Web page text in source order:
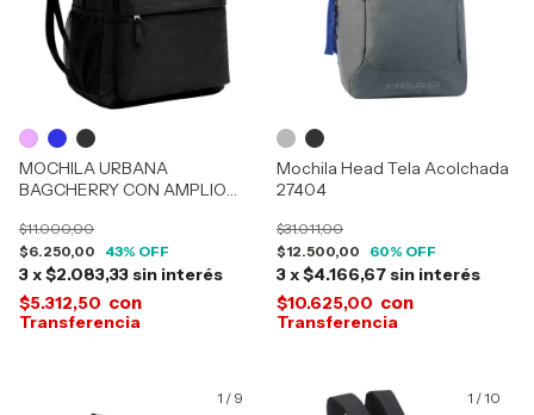
MOCHILA URBANA
BAGCHERRY CON AMPLIO
440050-440004
$6.250,00
$11.000,00
43% OFF
3x$2.083,33 sin interés
$5.312,50 con
Mochila Head Tela Acolchada
27404
$12.500,00
$31.011,00
60% OFF
3x$4.166,67 sin interés
$10.625,00 con
1 / 9 1 /10